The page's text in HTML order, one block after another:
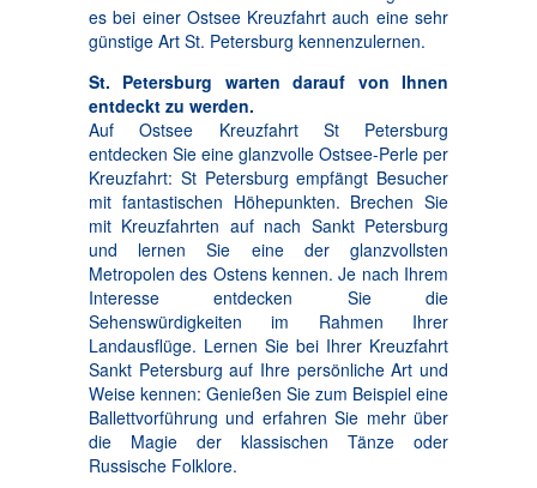
es bei einer Ostsee Kreuzfahrt auch eine sehr
günstige Art St. Petersburg kennenzulernen.
St. Petersburg warten darauf von Ihnen
entdeckt zu werden.
Auf Ostsee Kreuzfahrt St Petersburg
entdecken Sie eine glanzvolle Ostsee-Perle per
Kreuzfahrt: St Petersburg empfängt Besucher
mit fantastischen Höhepunkten. Brechen Sie
mit Kreuzfahrten auf nach Sankt Petersburg
und lernen Sie eine der glanzvollsten
Metropolen des Ostens kennen. Je nach Ihrem
Interesse entdecken Sie die
Sehenswürdigkeiten im Rahmen Ihrer
Landausflüge. Lernen Sie bei Ihrer Kreuzfahrt
Sankt Petersburg auf Ihre persönliche Art und
Weise kennen: Genießen Sie zum Beispiel eine
Ballettvorführung und erfahren Sie mehr über
die Magie der klassischen Tänze oder
Russische Folklore.